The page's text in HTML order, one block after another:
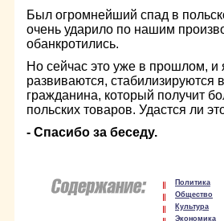
Был огромнейший спад в
очень ударило по нашим
обанкротились.
Но сейчас это уже в прошлом, и
развиваются, стабилизируются
гражданина, который получит
польских товаров. Удастся ли
- Спасибо за беседу.
Политика
Общество
Культура
Экономика